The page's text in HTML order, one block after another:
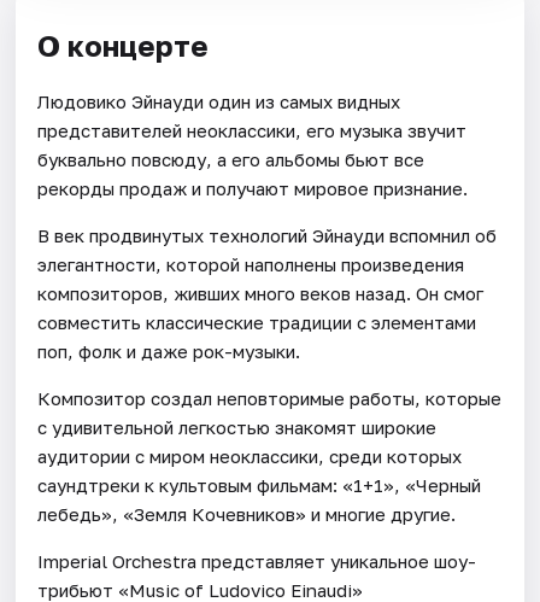
О концерте
Людовико Эйнауди один из самых видных
представителей неоклассики, его музыка звучит
буквально повсюду, а его альбомы бьют все
рекорды продаж и получают мировое признание.
В век продвинутых технологий Эйнауди вспомнил об
элегантности, которой наполнены произведения
композиторов, живших много веков назад. Он смог
совместить классические традиции с элементами
поп, фолк и даже рок-музыки.
Композитор создал неповторимые работы, которые
с удивительной легкостью знакомят широкие
аудитории с миром неоклассики, среди которых
саундтреки к культовым фильмам: «1+1», «Черный
лебедь», «Земля Кочевников» и многие другие.
Imperial Orchestra представляет уникальное шоу-
трибьют «Music of Ludovico Einaudi»